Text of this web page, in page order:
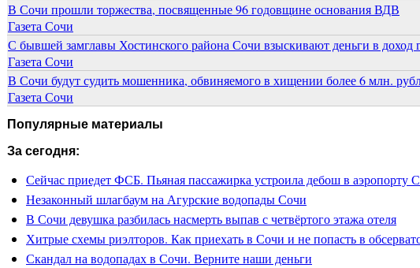
В Сочи прошли торжества, посвященные 96 годовщине основания ВДВ
Газета Сочи
С бывшей замглавы Хостинского района Сочи взыскивают деньги в доход
Газета Сочи
В Сочи будут судить мошенника, обвиняемого в хищении более 6 млн.
Газета Сочи
Популярные материалы
За сегодня:
Сейчас приедет ФСБ. Пьяная пассажирка устроила дебош в аэропорту
Незаконный шлагбаум на Агурские водопады Сочи
В Сочи девушка разбилась насмерть выпав с четвёртого этажа отеля
Хитрые схемы риэлторов. Как приехать в Сочи и не попасть в
Скандал на водопадах в Сочи. Верните наши деньги